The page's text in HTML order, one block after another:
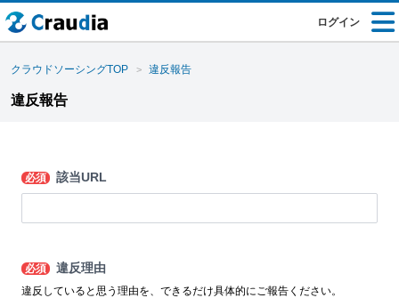
ログイン
クラウドソーシングTOP 違反報告
違反報告
必須 該当URL
必須 違反理由
違反していると思う理由を、できるだけ具体的にご報告ください。